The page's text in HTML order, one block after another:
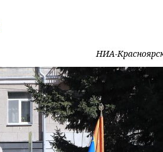
НИА-